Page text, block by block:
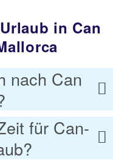
in Can
nach Can
für Can-